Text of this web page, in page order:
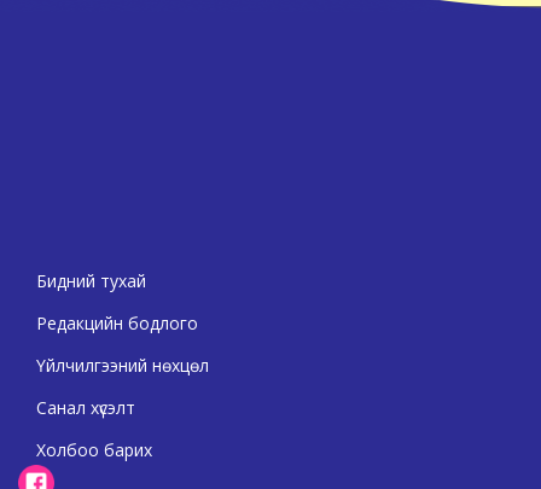
Бидний тухай
Редакцийн бодлого
Үйлчилгээний нөхцөл
Санал хүсэлт
Холбоо барих